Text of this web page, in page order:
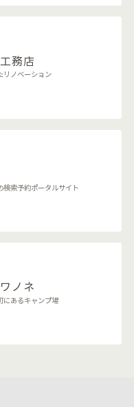
工務店
リノベーション
検索予約ポータルサイト
ノネ
にあるキャンプ場